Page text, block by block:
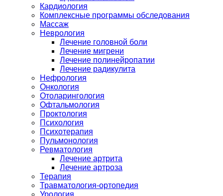
Кардиология
Комплексные программы обследования
Массаж
Неврология
Лечение головной боли
Лечение мигрени
Лечение полинейропатии
Лечение радикулита
Нефрология
Онкология
Отоларингология
Офтальмология
Проктология
Психология
Психотерапия
Пульмонология
Ревматология
Лечение артрита
Лечение артроза
Терапия
Травматология-ортопедия